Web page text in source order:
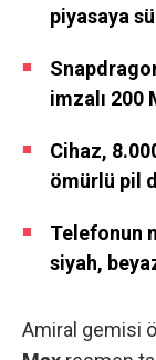
piyasaya
imzalı 200
Cihaz,
ömürlü pil
Telefonun
siyah,
Amiral gemisi